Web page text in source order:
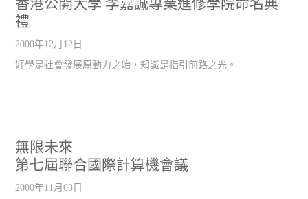
香港公開大學 李嘉誠專業進修學院命名典
禮
2000年12月12日
好學是社會發展原動力之始，知識是指引前路之光。
無限未來
第七屆聯合國際計算機會議
2000年11月03日